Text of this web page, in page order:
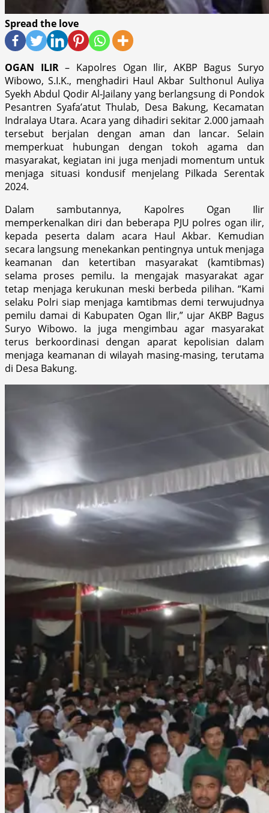
Spread the love
OGAN ILIR– Kapolres Ogan Ilir, AKBP Bagus Suryo
Wibowo, S.I.K., menghadiri Haul Akbar Sulthonul Auliya
Syekh Abdul Qodir Al-Jailany yang berlangsung di Pondok
Pesantren Syafa’atut Thulab, Desa Bakung, Kecamatan
Indralaya Utara. Acara yang dihadiri sekitar 2.000 jamaah
tersebut berjalan dengan aman dan lancar. Selain
memperkuat hubungan dengan tokoh agama dan
masyarakat, kegiatan ini juga menjadi momentum untuk
menjaga situasi kondusif menjelang Pilkada Serentak
2024.
Dalam sambutannya, Kapolres Ogan Ilir
memperkenalkan diri dan beberapa PJU polres ogan ilir,
kepada peserta dalam acara Haul Akbar. Kemudian
secara langsung menekankan pentingnya untuk menjaga
keamanan dan ketertiban masyarakat (kamtibmas)
selama proses pemilu. Ia mengajak masyarakat agar
tetap menjaga kerukunan meski berbeda pilihan. “Kami
selaku Polri siap menjaga kamtibmas demi terwujudnya
pemilu damai di Kabupaten Ogan Ilir,” ujar AKBP Bagus
Suryo Wibowo. Ia juga mengimbau agar masyarakat
terus berkoordinasi dengan aparat kepolisian dalam
menjaga keamanan di wilayah masing-masing, terutama
di Desa Bakung.